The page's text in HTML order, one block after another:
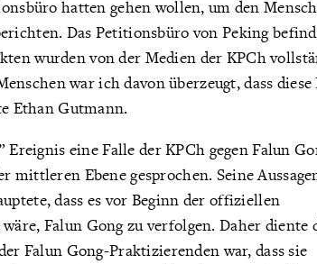
hatten gehen wollen, um den
Das Petitionsbüro von Peking
wurden von der Medien der KPCh
war ich davon überzeugt, dass diese
Ethan Gutmann.
eine Falle der KPCh gegen Falun
Ebene gesprochen. Seine
dass es vor Beginn der offiziellen
Falun Gong zu verfolgen. Daher diente
Falun Gong-Praktizierenden war, dass sie